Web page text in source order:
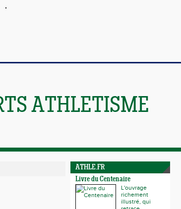
ATHLETISME
ATHLE.FR
Livre du Centenaire
L'ouvrage
richement
illustré, qui